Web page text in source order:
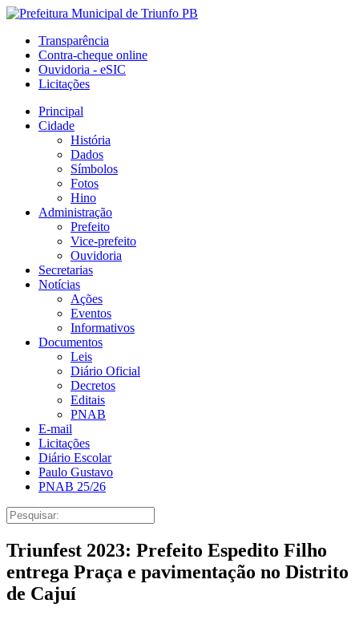
Transparência
Contra-cheque online
Ouvidoria - eSIC
Licitações
Principal
Cidade
História
Dados
Símbolos
Fotos
Hino
Administração
Prefeito
Vice-prefeito
Ouvidoria
Secretarias
Notícias
Ações
Eventos
Informativos
Documentos
Leis
Diário Oficial
Decretos
Editais
PNAB
E-mail
Licitações
Diário Escolar
Paulo Gustavo
PNAB 25/26
Triunfest 2023: Prefeito Espedito Filho
entrega Praça e pavimentação no Distrito
de Cajuí